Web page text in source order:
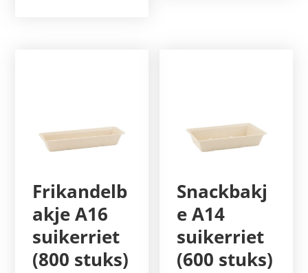
Frikandelb
akje A16
suikerriet
(800 stuks)
Snackbakj
e A14
suikerriet
(600 stuks)